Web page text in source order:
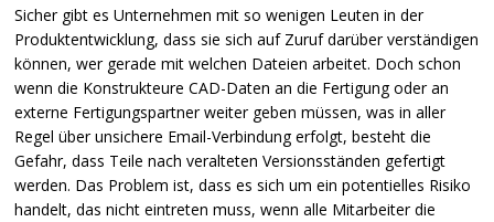
Sicher gibt es Unternehmen mit so wenigen Leuten in der
Produktentwicklung, dass sie sich auf Zuruf darüber verständigen
können, wer gerade mit welchen Dateien arbeitet. Doch schon
wenn die KonstrukteureCAD-Daten an die Fertigung oder an
externe Fertigungspartner weiter geben müssen, was in aller
Regel über unsichere Email-Verbindung erfolgt, besteht die
Gefahr, dass Teile nach veralteten Versionsständen gefertigt
werden. Das Problem ist, dass es sich um ein potentielles Risiko
handelt, das nicht eintreten muss, wenn alle Mitarbeiter die